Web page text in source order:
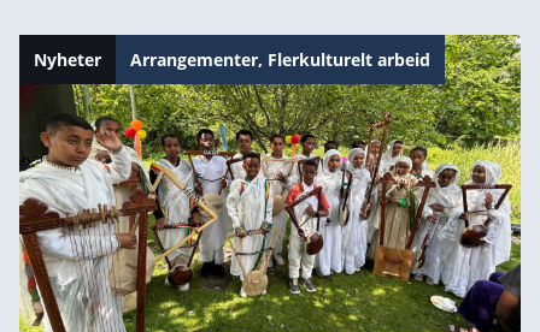
Nyheter Arrangementer, Flerkulturelt arbeid